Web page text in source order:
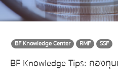
BF Knowledge Center RMF SSF
BF Knowledge Tips: กองทุ